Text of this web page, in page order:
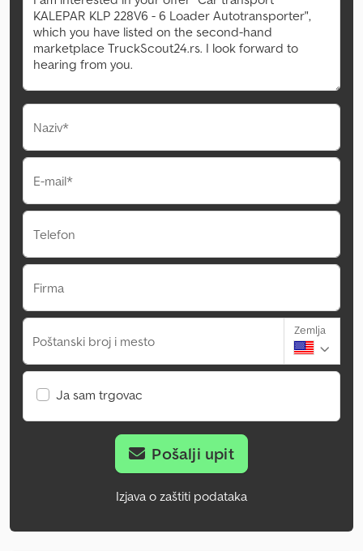
Naziv*
E-mail*
Telefon
Firma
Poštanski broj i mesto
Zemlja
Ja sam trgovac
Pošalji upit
Izjava o zaštiti podataka